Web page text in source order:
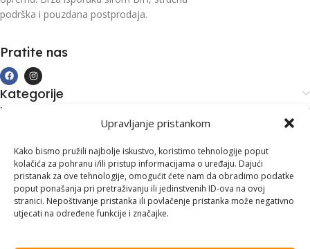
Upravljanje pristankom
Kako bismo pružili najbolje iskustvo, koristimo tehnologije poput
kolačića za pohranu i/ili pristup informacijama o uređaju. Dajući
pristanak za ove tehnologije, omogućit ćete nam da obradimo podatke
poput ponašanja pri pretraživanju ili jedinstvenih ID-ova na ovoj
stranici. Nepoštivanje pristanka ili povlačenje pristanka može negativno
utjecati na određene funkcije i značajke.
podrška i pouzdana postprodaja.
Pratite nas
Kategorije
Kupovina i podrška
Kontakt informacije
Branilaca Bosne, 75 300 Lukavac
+387 35 555 999
info@pconer.ba